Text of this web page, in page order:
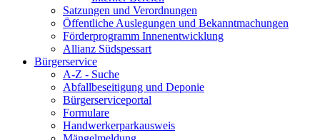
Satzungen und Verordnungen
Öffentliche Auslegungen und Bekanntmachungen
Förderprogramm Innenentwicklung
Allianz Südspessart
Bürgerservice
A-Z - Suche
Abfallbeseitigung und Deponie
Bürgerserviceportal
Formulare
Handwerkerparkausweis